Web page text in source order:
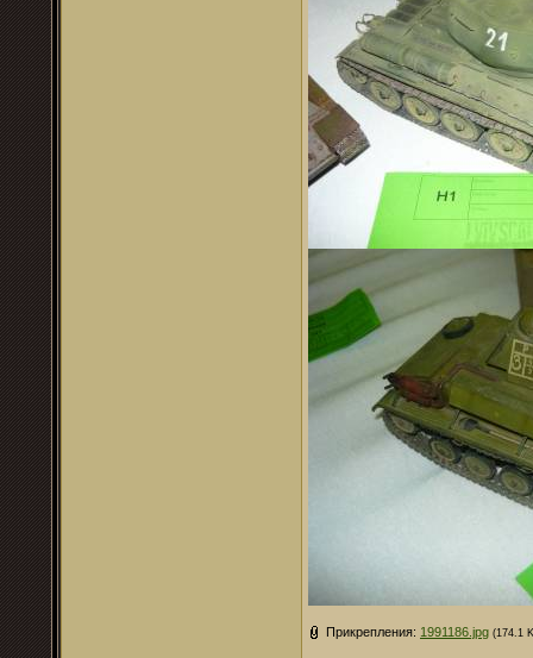
Прикрепления: 1991186.jpg (174.1